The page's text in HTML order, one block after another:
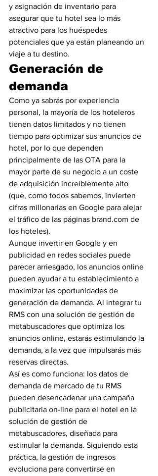
y asignación de inventario para
asegurar que tu hotel sea lo más
atractivo para los huéspedes
potenciales que ya están planeando un
viaje a tu destino.
Generación de
demanda
Como ya sabrás por experiencia
personal, la mayoría de los hoteleros
tienen datos limitados y no tienen
tiempo para optimizar sus anuncios de
hotel, por lo que dependen
principalmente de las OTA para la
mayor parte de su negocio a un coste
de adquisición increíblemente alto
(que, como todos sabemos, invierten
cifras millonarias en Google para alejar
el tráfico de las páginas brand.com de
los hoteles).
Aunque invertir en Google y en
publicidad en redes sociales puede
parecer arriesgado, los anuncios online
pueden ayudar a tu establecimiento a
maximizar las oportunidades de
generación de demanda. Al integrar tu
RMS con una solución de gestión de
metabuscadores que optimiza los
anuncios online, estarás estimulando la
demanda, a la vez que impulsarás más
reservas directas.
Así es como funciona: los datos de
demanda de mercado de tu RMS
pueden desencadenar una campaña
publicitaria on-line para el hotel en la
solución de gestión de
metabuscadores, diseñada para
estimular la demanda. Siguiendo esta
práctica, la gestión de ingresos
evoluciona para convertirse en